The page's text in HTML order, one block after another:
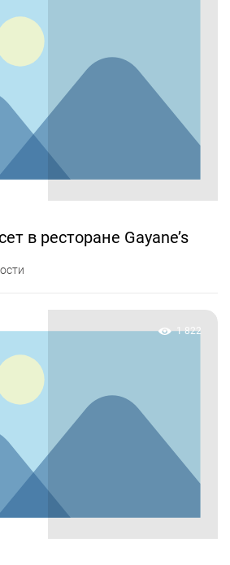
в ресторане Gayane’s
1 822